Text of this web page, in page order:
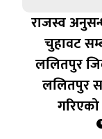
राजस्व
चुहावट
ललितपुर
ललितपुर
गरिएको